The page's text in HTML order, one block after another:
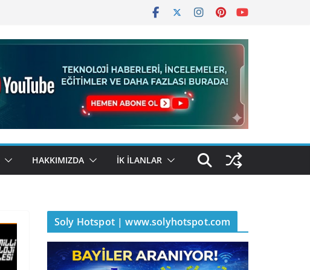
HAKKIMIZDA İK İLANLAR
Soly Hotspot | www.solyhotspot.com